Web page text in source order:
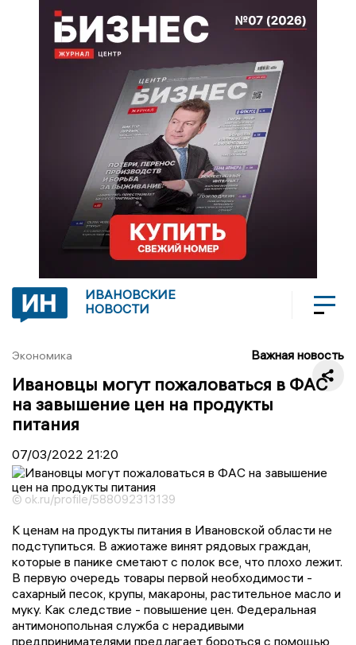
ИВАНОВСКИЕ
НОВОСТИ
Экономика Важная новость
Ивановцы могут пожаловаться в ФАС
на завышение цен на продукты
питания
07/03/2022 21:20
© ok.ru/profile/588092313139
К ценам на продукты питания в Ивановской области не
подступиться. В ажиотаже винят рядовых граждан,
которые в панике сметают с полок все, что плохо лежит.
В первую очередь товары первой необходимости -
сахарный песок, крупы, макароны, растительное масло и
муку. Как следствие - повышение цен. Федеральная
антимонопольная служба с нерадивыми
предпринимателями предлагает бороться с помощью